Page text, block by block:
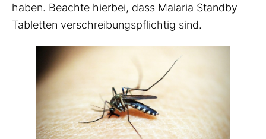
haben. Beachte hierbei, dass Malaria Standby
Tabletten verschreibungspflichtig sind.